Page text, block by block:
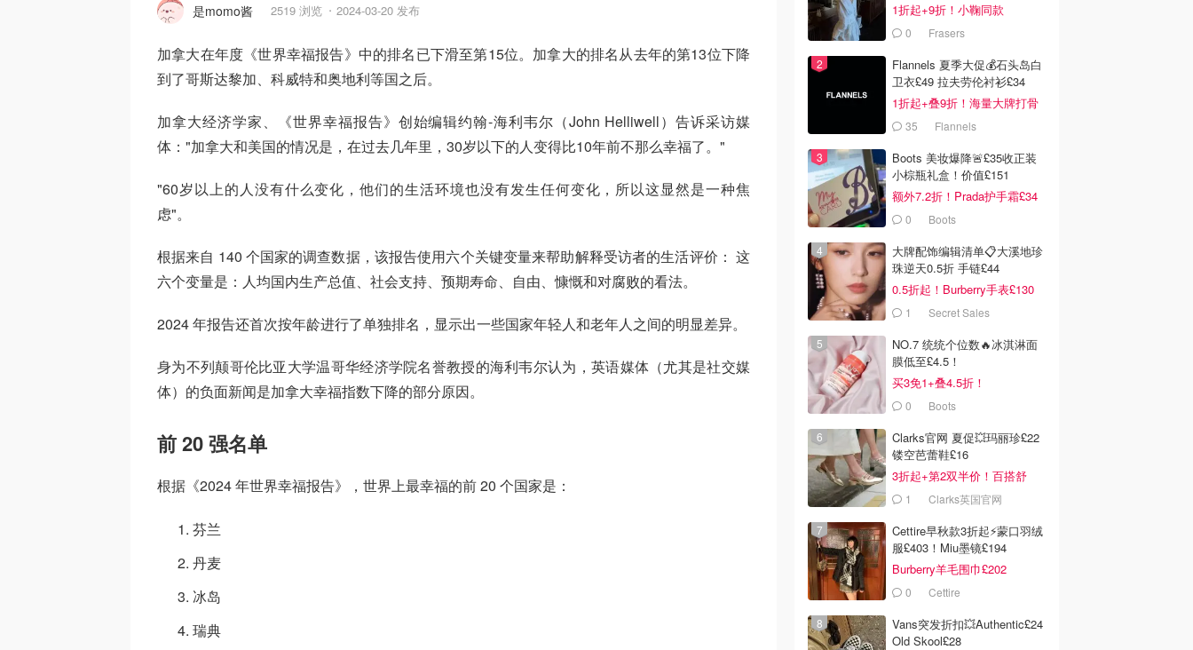
是momo酱 2519 浏览 2024-03-20 发布
加拿大在年度《世界幸福报告》中的排名已下滑至第15位。加拿大的排名从去年的第13位下降
到了哥斯达黎加、科威特和奥地利等国之后。
加拿大经济学家、《世界幸福报告》创始编辑约翰-海利韦尔（John Helliwell）告诉采访媒
体："加拿大和美国的情况是，在过去几年里，30岁以下的人变得比10年前不那么幸福了。"
"60岁以上的人没有什么变化，他们的生活环境也没有发生任何变化，所以这显然是一种焦
虑"。
根据来自 140 个国家的调查数据，该报告使用六个关键变量来帮助解释受访者的生活评价： 这
六个变量是：人均国内生产总值、社会支持、预期寿命、自由、慷慨和对腐败的看法。
2024 年报告还首次按年龄进行了单独排名，显示出一些国家年轻人和老年人之间的明显差异。
身为不列颠哥伦比亚大学温哥华经济学院名誉教授的海利韦尔认为，英语媒体（尤其是社交媒
体）的负面新闻是加拿大幸福指数下降的部分原因。
前 20 强名单
根据《2024 年世界幸福报告》，世界上最幸福的前 20 个国家是：
芬兰
丹麦
冰岛
瑞典
1折起+9折！小鞠同款
Ganni£88
0 Frasers
Flannels 夏季大促💰石头岛白
卫衣£49 拉夫劳伦衬衫£34
1折起+叠9折！海量大牌打骨
折！
35 Flannels
Boots 美妆爆降🚨£35收正装
小棕瓶礼盒！价值£151
额外7.2折！Prada护手霜£34
0 Boots
大牌配饰编辑清单📋大溪地珍
珠逆天0.5折 手链£44
0.5折起！Burberry手表£130
1 Secret Sales
NO.7 统统个位数🔥冰淇淋面
膜低至£4.5！
买3免1+叠4.5折！
0 Boots
Clarks官网 夏促💥玛丽珍£22
镂空芭蕾鞋£16
3折起+第2双半价！百搭舒
服！1 Clarks英国官网
Cettire早秋款3折起⚡️蒙口羽绒
服£403！Miu墨镜£194
Burberry羊毛围巾£202
0 Cettire
Vans突发折扣💥Authentic£24
Old Skool£28